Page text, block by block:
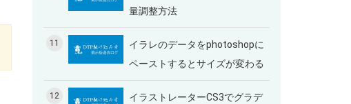
量調整方法
11
イラレのデータをphotoshopに
ペーストするとサイズが変わる
12
イラストレーターCS3でグラデ